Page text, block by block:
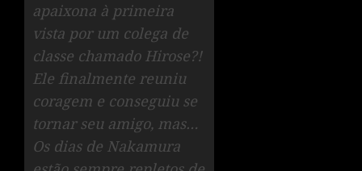
apaixona à primeira
vista por um colega de
classe chamado Hirose?!
Ele finalmente reuniu
coragem e conseguiu se
tornar seu amigo, mas…
Os dias de Nakamura